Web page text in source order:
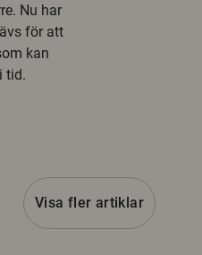
Nu har
för att
kan
tid.
Visa fler artiklar